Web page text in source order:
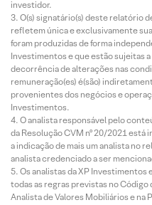
investidor.
O(s) signatário(s) deste relatório
refletem única e exclusivamente
foram produzidas de forma
Investimentos e que estão sujeitas
decorrência de alterações nas
remuneração(es) é(são)
provenientes dos negócios e
Investimentos.
O analista responsável pelo
da Resolução CVM nº 20/2021 está
a indicação de mais um analista no
analista credenciado a ser
Os analistas da XP
todas as regras previstas no Código
Analista de Valores Mobiliários e na